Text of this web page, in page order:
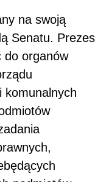
na swoją
Senatu. Prezes
do organów
komunalnych